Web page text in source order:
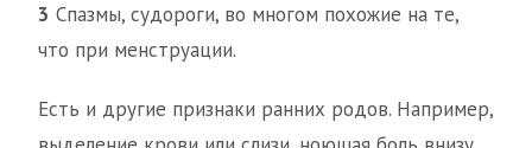
3 Спазмы, судороги, во многом похожие на те,
что при менструации.
Есть и другие признаки ранних родов. Например,